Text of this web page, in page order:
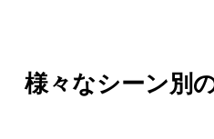
様々なシーン別